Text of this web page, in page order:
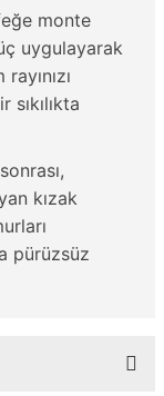
monte
uygulayarak
kızak
pürüzsüz